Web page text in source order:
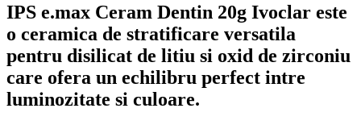
IPS e.max Ceram Dentin 20g Ivoclar este
o ceramica de stratificare versatila
pentru disilicat de litiu si oxid de zirconiu
care ofera un echilibru perfect intre
luminozitate si culoare.